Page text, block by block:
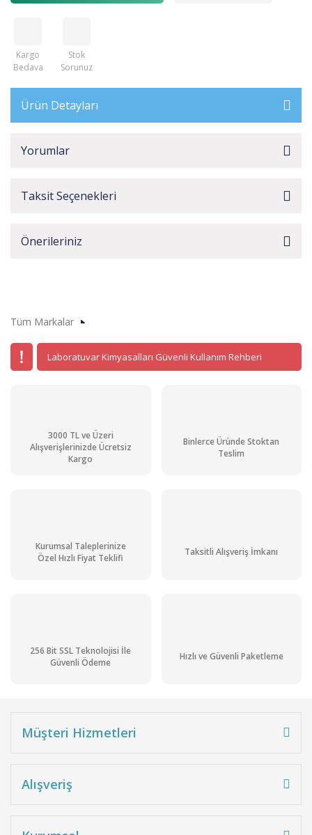
Kargo
Bedava
Stok
Sorunuz
Ürün Detayları
Yorumlar
Taksit Seçenekleri
Önerileriniz
Tüm Markalar
Laboratuvar Kimyasalları Güvenli Kullanım Rehberi
3000 TL ve Üzeri
Alışverişlerinizde Ücretsiz
Kargo
Binlerce Üründe Stoktan
Teslim
Kurumsal Taleplerinize
Özel Hızlı Fiyat Teklifi
Taksitli Alışveriş İmkanı
256 Bit SSL Teknolojisi İle
Güvenli Ödeme
Hızlı ve Güvenli Paketleme
Müşteri Hizmetleri
Alışveriş